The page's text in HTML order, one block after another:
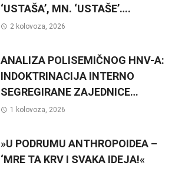
‘USTAŠA’, MN. ‘USTAŠE’….
2 kolovoza, 2026
ANALIZA POLISEMIČNOG HNV-A:
INDOKTRINACIJA INTERNO
SEGREGIRANE ZAJEDNICE…
1 kolovoza, 2026
»U PODRUMU ANTHROPOIDEA –
‘MRE TA KRV I SVAKA IDEJA!«